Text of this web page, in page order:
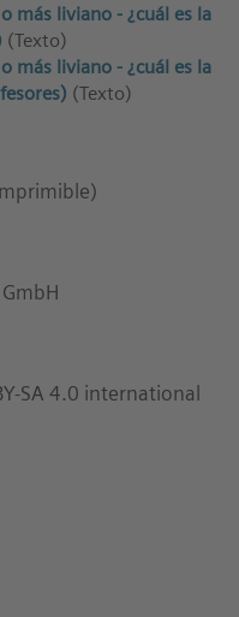
más liviano - ¿cuál es la
(Texto)
más liviano - ¿cuál es la
(Texto)
SA 4.0 international